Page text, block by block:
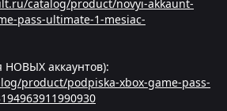
catalog/product/novyi-akkaunt-
pass-ultimate-1-mesiac-
НОВЫХ аккаунтов):
product/podpiska-xbox-game-pass-